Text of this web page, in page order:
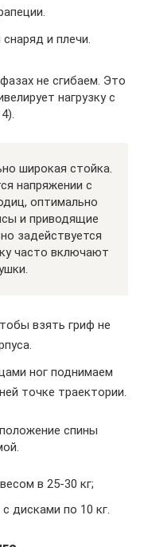
и плечи.
не сгибаем. Это
нагрузку с
широкая стойка.
напряжении с
оптимально
и приводящие
задействуется
часто включают
взять гриф не
ног поднимаем
точке траектории.
спины
в 25-30 кг;
дисками по 10 кг.